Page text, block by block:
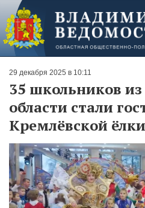
29 декабря 2025 в 10:11
35 школьников
области стали
Кремлёвской ёлки